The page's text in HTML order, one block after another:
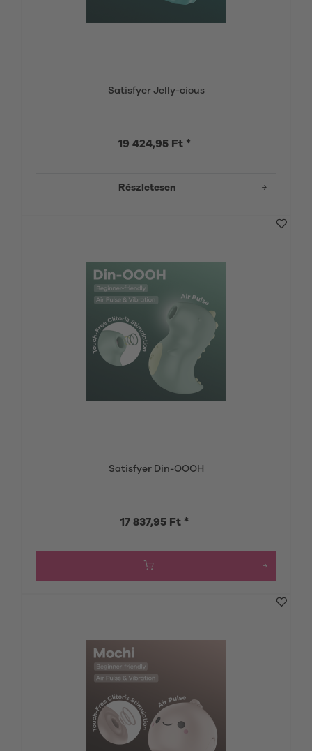
Satisfyer Jelly-cious
19 424,95 Ft *
Részletesen
Satisfyer Din-OOOH
17 837,95 Ft *